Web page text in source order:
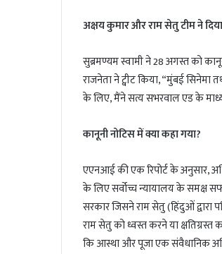
अक्षय कुमार और राम सेतु टीम ने
सुब्रमण्यम स्वामी ने 28 अगस्त को
राजनेता ने ट्वीट किया, “मुंबई
के लिए, मैंने सत्य सभरवाल एड के
कानूनी नोटिस में क्या कहा गया?
एएनआई की एक रिपोर्ट के अनुसार,
के लिए सर्वोच्च न्यायालय के समक्ष
सरकार जिसने राम सेतु (हिंदुओं द्वारा
राम सेतु को ध्वस्त करने या
कि आस्था और पूजा एक संवैधानिक